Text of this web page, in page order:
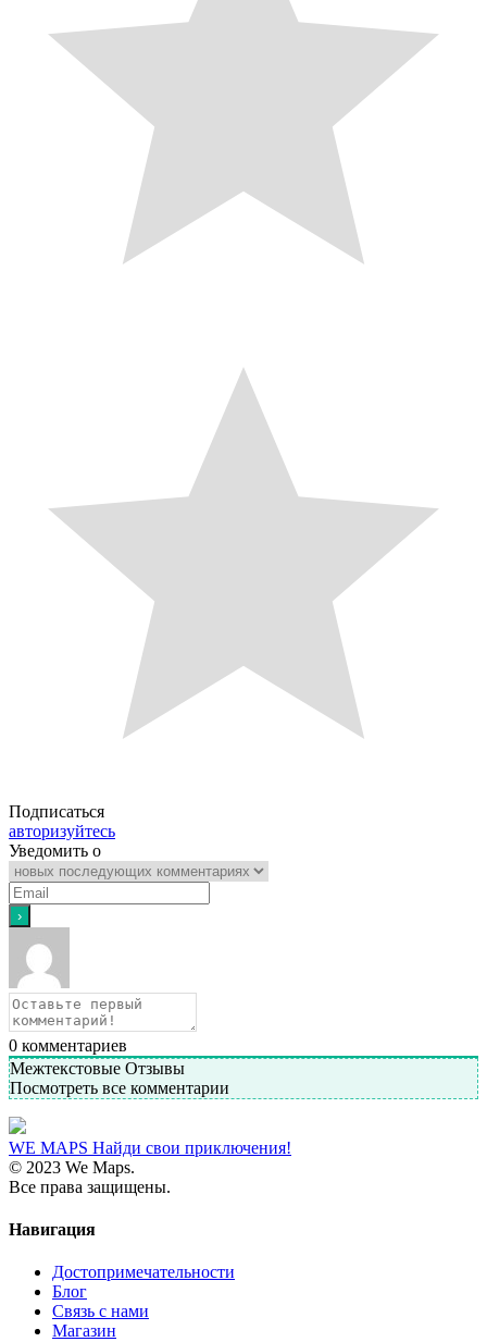
Подписаться
авторизуйтесь
Уведомить о
0 комментариев
Межтекстовые Отзывы
Посмотреть все комментарии
WE MAPS Найди свои приключения!
© 2023 We Maps.
Все права защищены.
Навигация
Достопримечательности
Блог
Связь с нами
Магазин